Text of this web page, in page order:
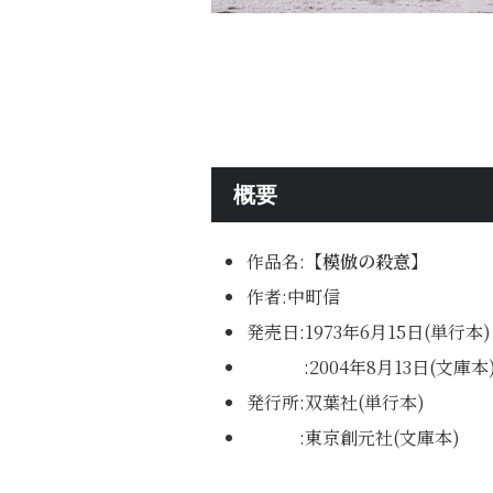
概要
作品名: 【模倣の殺意】
作者:中町信
発売日:1973年6月15日(単行本)
:2004年8月13日(文庫
発行所:双葉社(単行本)
:東京創元社(文庫本)